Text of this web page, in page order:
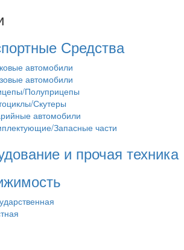
Средства
автомобили
автомобили
Полуприцепы
Скутеры
автомобили
Запасные части
и прочая техника